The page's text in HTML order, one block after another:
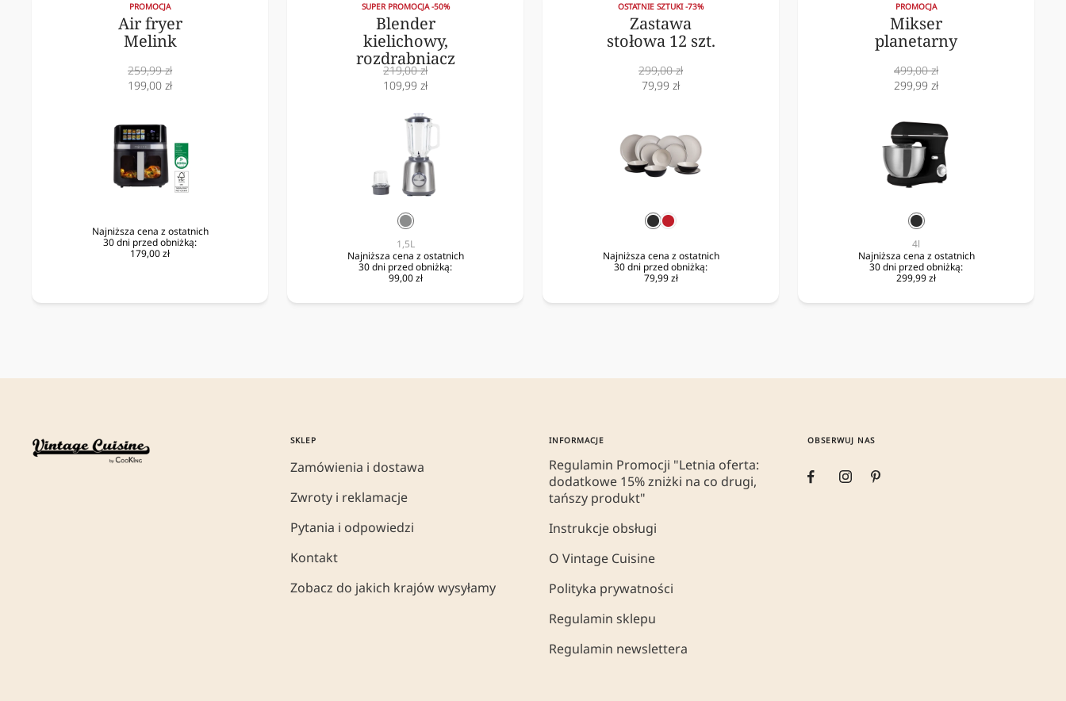
PROMOCJA
Air fryer
Melink
Cena
normalna
259,99 zł
Cena
199,00 zł
Najniższa cena z ostatnich
30 dni przed obniżką:
179,00 zł
SUPER PROMOCJA -50%
Blender
kielichowy,
rozdrabniacz
Cena
normalna
219,00 zł
Cena
109,99 zł
srebrny
1,5L
Najniższa cena z ostatnich
30 dni przed obniżką:
99,00 zł
OSTATNIE SZTUKI -73%
Zastawa
stołowa 12 szt.
Cena
normalna
299,00 zł
Cena
79,99 zł
czarnyczerwony
Najniższa cena z ostatnich
30 dni przed obniżką:
79,99 zł
PROMOCJA
Mikser
planetarny
Cena
normalna
499,00 zł
Cena
299,99 zł
czarny
4l
Najniższa cena z ostatnich
30 dni przed obniżką:
299,99 zł
SKLEP
Zamówienia i dostawa
Zwroty i reklamacje
Pytania i odpowiedzi
Kontakt
Zobacz do jakich krajów wysyłamy
INFORMACJE
Regulamin Promocji "Letnia oferta:
dodatkowe 15% zniżki na co drugi,
tańszy produkt"
Instrukcje obsługi
O Vintage Cuisine
Polityka prywatności
Regulamin sklepu
Regulamin newslettera
OBSERWUJ NAS